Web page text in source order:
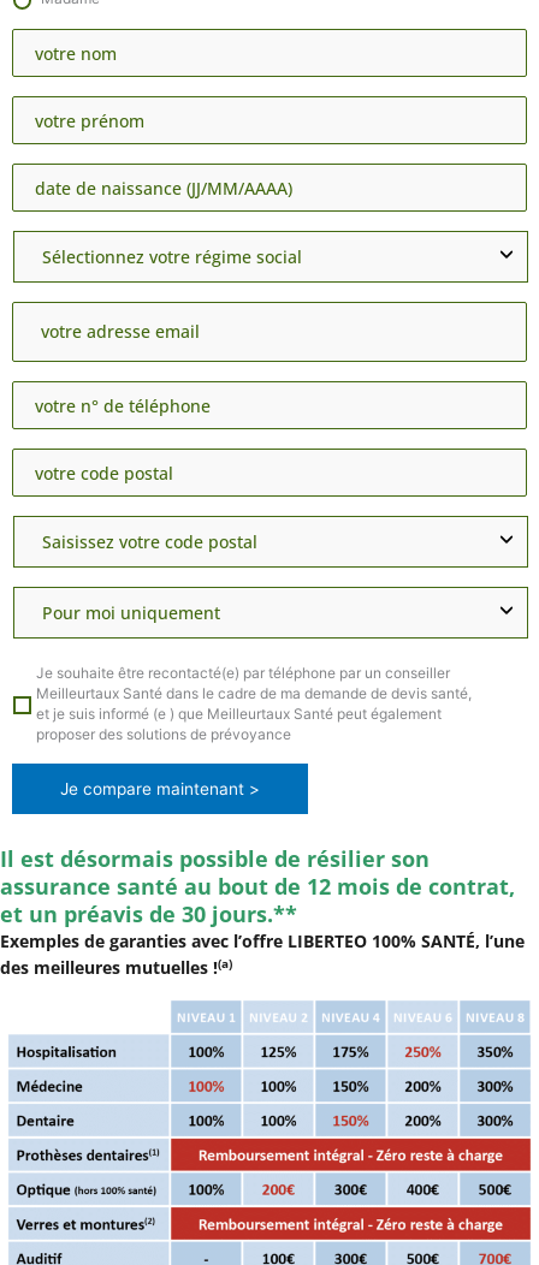
Il est désormais possible de résilier son
assurance santé au bout de 12 mois de contrat,
et un préavis de 30 jours.**
Exemples de garanties avec l’offre LIBERTEO 100% SANTÉ, l’une
des meilleures mutuelles !(a)
Je souhaite être recontacté(e) par téléphone par un conseiller
Meilleurtaux Santé dans le cadre de ma demande de devis santé,
et je suis informé (e ) que Meilleurtaux Santé peut également
proposer des solutions de prévoyance
Je compare maintenant >